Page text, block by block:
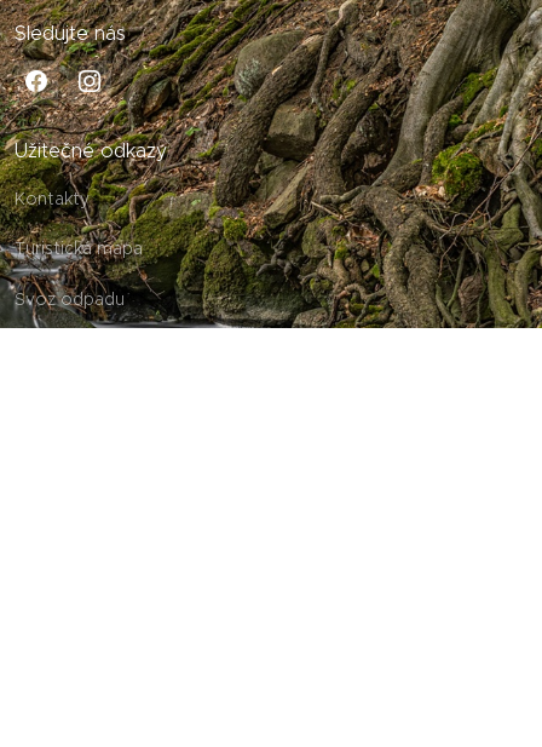
Sledujte nás
Užitečné odkazy
Kontakty
Turistická mapa
Svoz odpadu